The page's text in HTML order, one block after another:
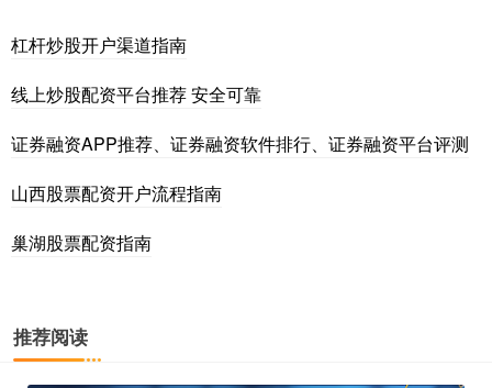
杠杆炒股开户渠道指南
线上炒股配资平台推荐 安全可靠
证券融资APP推荐、证券融资软件排行、证券融资平台评测
山西股票配资开户流程指南
巢湖股票配资指南
推荐阅读